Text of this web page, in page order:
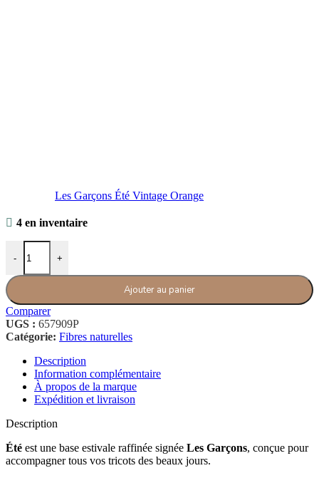
Les Garçons Été Vintage Orange
4 en inventaire
-
quantité de Les Garçons Été Blush
+
Ajouter au panier
Comparer
UGS : 657909P
Catégorie: Fibres naturelles
Description
Information complémentaire
À propos de la marque
Expédition et livraison
Description
Été est une base estivale raffinée signée Les Garçons, conçue pour
accompagner tous vos tricots des beaux jours.